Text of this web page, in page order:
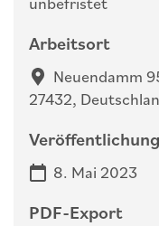
Arbeitsort
Neuendamm
27432,
8. Mai 2023
PDF-Export